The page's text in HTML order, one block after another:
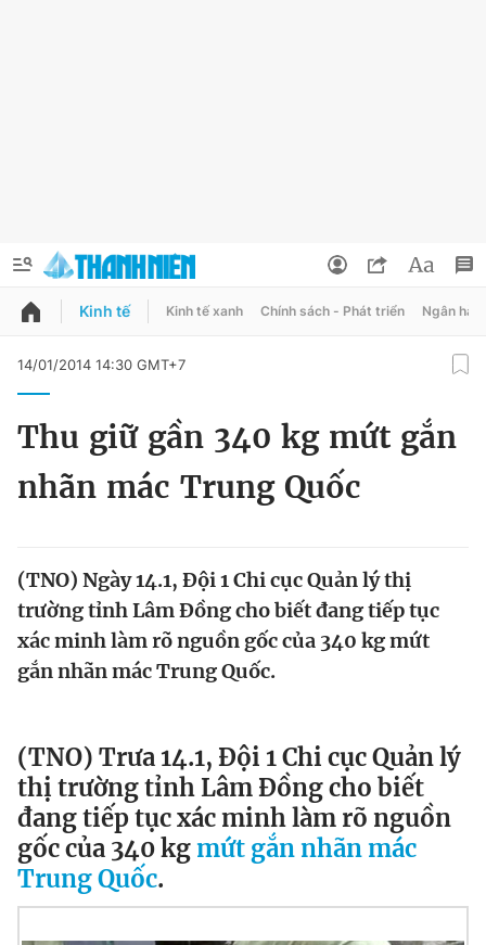
QUẢNG CÁO
Chuyên mục
Tin thị trường Tin 360
Sản phẩm khác
Tiện ích Bạn cần biết
Thông tin tòa soạn
Đổi mật khẩu
Tin đã lưu
Đăng xuất
Kinh tế Kinh tế xanh Chính sách - Phát triển Ngân
14/01/2014 14:30 GMT+7
Thu giữ gần 340 kg mứt gắn
nhãn mác Trung Quốc
(TNO) Ngày 14.1, Đội 1 Chi cục Quản lý thị
trường tỉnh Lâm Đồng cho biết đang tiếp tục
xác minh làm rõ nguồn gốc của 340 kg mứt
gắn nhãn mác Trung Quốc.
(TNO) Trưa 14.1, Đội 1 Chi cục Quản lý
thị trường tỉnh Lâm Đồng cho biết
đang tiếp tục xác minh làm rõ nguồn
gốc của 340 kgmứt gắn nhãn mác
Trung Quốc.